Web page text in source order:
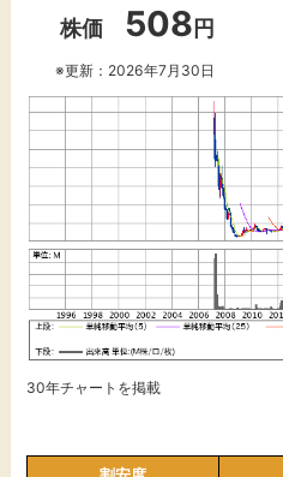
株価 508 円
※更新：2026年7月30日
30年チャートを掲載